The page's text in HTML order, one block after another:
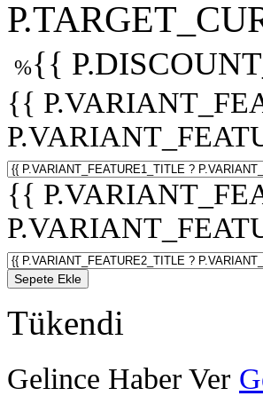
%{{
{{
{{
Sepete Ekle
Tükendi
Gelince Haber Ver